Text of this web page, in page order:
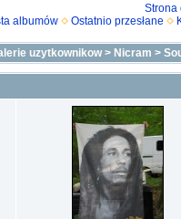
Strona
albumów Ostatnio przesłane
uzytkownikow> Nicram >